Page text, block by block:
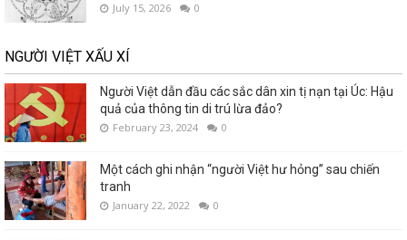
July 15, 2026 0
NGƯỜI VIỆT XẤU XÍ
Người Việt dẫn đầu các sắc dân xin tị nạn tại Úc: Hậu
quả của thông tin di trú lừa đảo?
February 23, 2024 0
Một cách ghi nhận “người Việt hư hỏng” sau chiến
tranh
January 22, 2022 0